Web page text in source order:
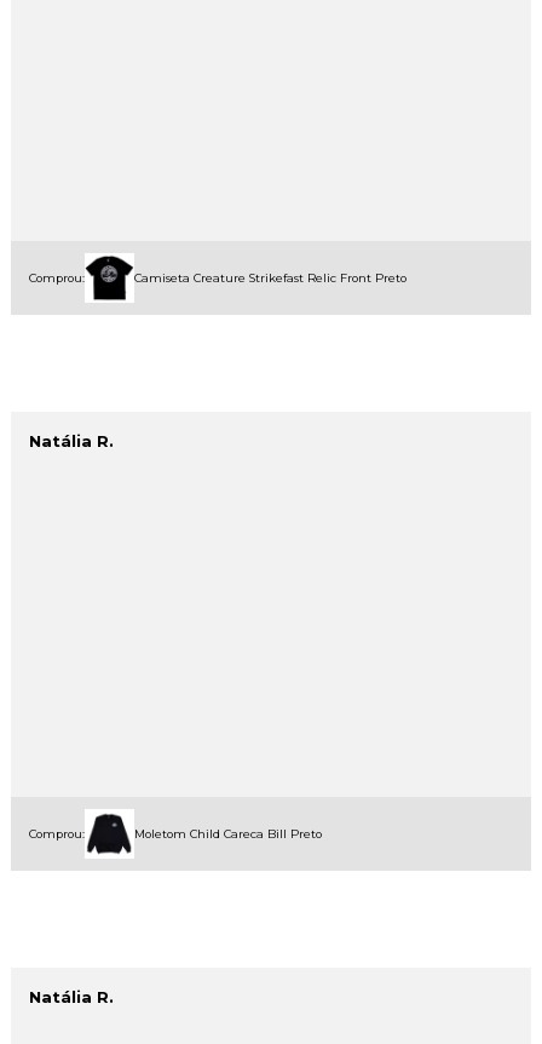
Comprou: Camiseta Creature Strikefast Relic Front Preto
Natália R.
Comprou: Moletom Child Careca Bill Preto
Natália R.